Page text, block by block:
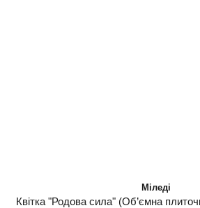
Міледі
Квітка "Родова сила" (Об’ємна